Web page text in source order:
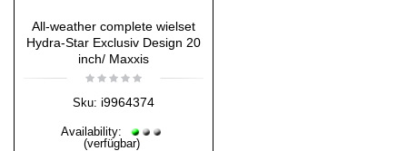
All-weather complete wielset
Hydra-Star Exclusiv Design 20
inch/ Maxxis
Sku: i9964374
Availability:
(verfügbar)